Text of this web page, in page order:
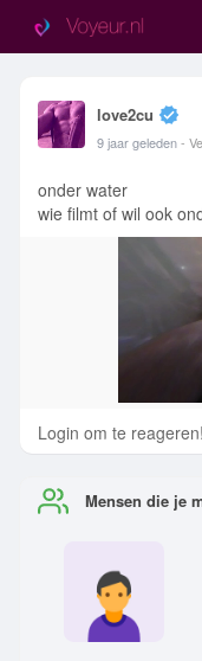
love2cu
9 jaar geleden -
onder water
wie filmt of wil ook
Login om te reageren!
Mensen die je